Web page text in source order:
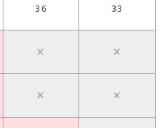
36 33
× ×
× ×